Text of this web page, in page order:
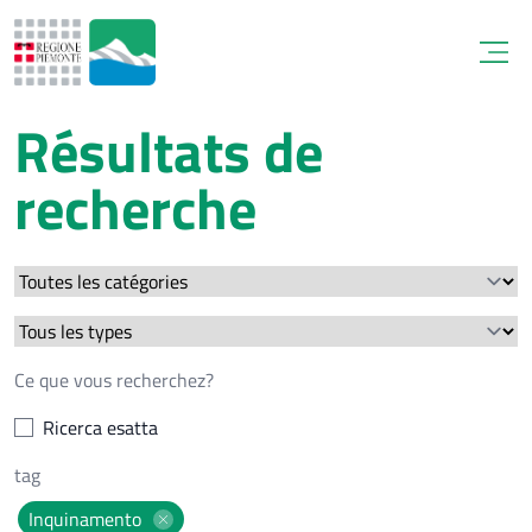
Résultats de
recherche
Ricerca esatta
Inquinamento